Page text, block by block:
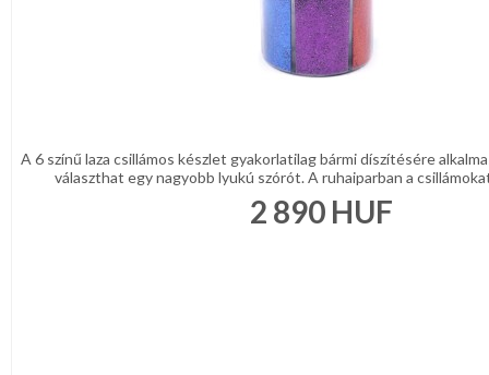
A 6 színű laza csillámos készlet gyakorlatilag bármi díszítésére
választhat egy nagyobb lyukú szórót. A ruhaiparban a
2 890 HUF